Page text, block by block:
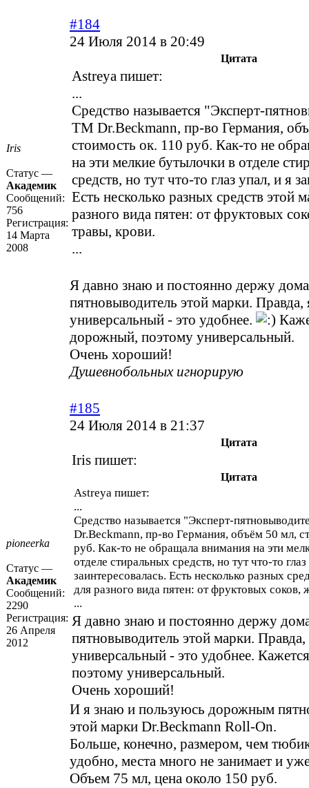
Iris
Статус —
Академик
Сообщений:
756
Регистрация:
14 Марта
2008
#184
24 Июля 2014 в 20:49
Цитата
Astreya пишет:
...
Средство называется "Эксперт-
ТМ Dr.Beckmann, пр-во Германия,
стоимость ок. 110 руб. Как-то не
на эти мелкие бутылочки в отделе
средств, но тут что-то глаз упал, и я
Есть несколько разных средств этой
разного вида пятен: от фруктовых
травы, крови.
...
Я давно знаю и постоянно держу дома
пятновыводитель этой марки.
универсальный - это удобнее.
дорожный, поэтому универсальный.
Очень хороший!
Душевнобольных игнорирую
pioneerka
Статус —
Академик
Сообщений:
2290
Регистрация:
26 Апреля
2012
#185
24 Июля 2014 в 21:37
Цитата
Iris пишет:
Цитата
Astreya пишет:
...
Средство называется "Эксперт-
Dr.Beckmann, пр-во Германия, объём 50 мл,
руб. Как-то не обращала внимания на эти
отделе стиральных средств, но тут что-то
заинтересовалась. Есть несколько разных
для разного вида пятен: от фруктовых соков,
...
Я давно знаю и постоянно держу
пятновыводитель этой марки.
универсальный - это удобнее.
поэтому универсальный.
Очень хороший!
И я знаю и пользуюсь дорожным
этой марки Dr.Beckmann Roll-On.
Больше, конечно, размером, чем
удобно, места много не занимает и
Объем 75 мл, цена около 150 руб.